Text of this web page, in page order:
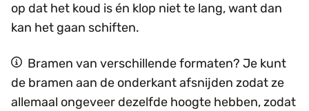
op dat het koud is én klop niet te lang, want dan
kan het gaan schiften.
Bramen van verschillende formaten? Je kunt
de bramen aan de onderkant afsnijden zodat ze
allemaal ongeveer dezelfde hoogte hebben, zodat